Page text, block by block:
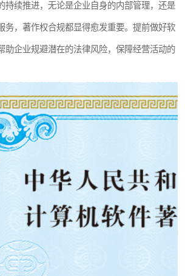
持续推进，无论是企业自身的内部管理，还是
务，著作权合规都显得愈发重要。提前做好软
助企业规避潜在的法律风险，保障经营活动的